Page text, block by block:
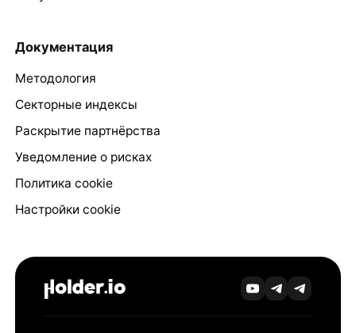
Документация
Методология
Секторные индексы
Раскрытие партнёрства
Уведомление о рисках
Политика cookie
Настройки cookie